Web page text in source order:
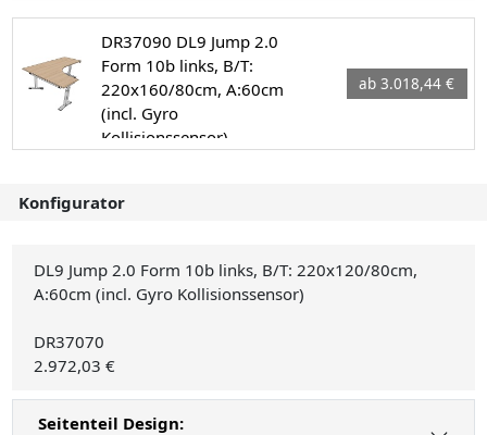
DR37090 DL9 Jump 2.0
Form 10b links, B/T:
220x160/80cm, A:60cm
(incl. Gyro
Kollisionssensor)
ab 3.018,44 €
Konfigurator
DL9 Jump 2.0 Form 10b links, B/T: 220x120/80cm,
A:60cm (incl. Gyro Kollisionssensor)
DR37070
2.972,03 €
Seitenteil Design: